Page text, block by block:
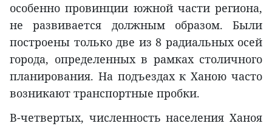
особенно провинции южной части региона,
не развивается должным образом. Были
построены только две из 8 радиальных осей
города, определенных в рамках столичного
планирования. На подъездах к Ханою часто
возникают транспортные пробки.
В-четвертых, численность населения Ханоя